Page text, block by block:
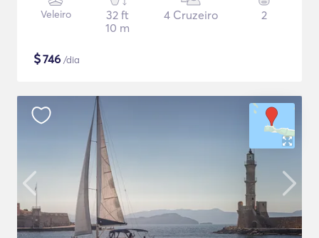
Veleiro
32 ft
10 m
4 Cruzeiro 2
$746 /dia